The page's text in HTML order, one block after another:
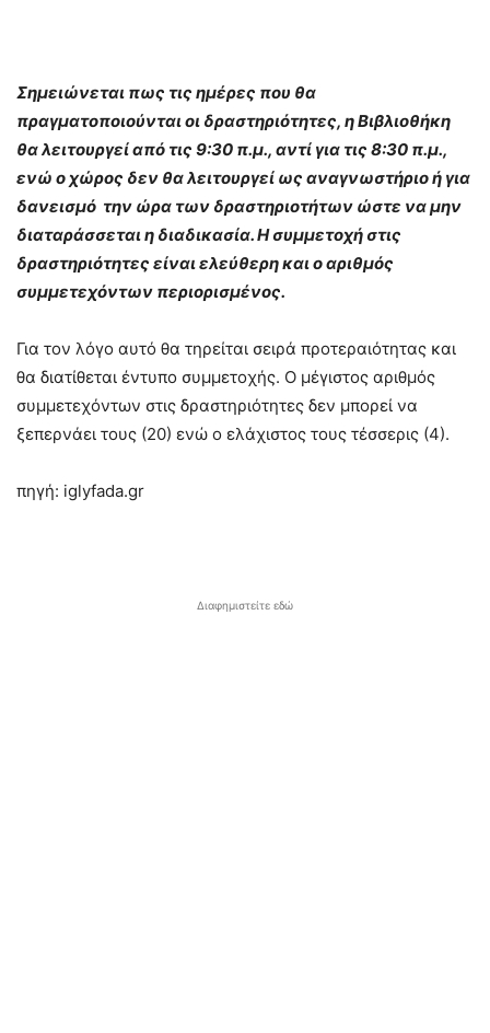
Σημειώνεται πως τις ημέρες που θα
πραγματοποιούνται οι δραστηριότητες, η Βιβλιοθήκη
θα λειτουργεί από τις 9:30 π.μ., αντί για τις 8:30 π.μ.,
ενώ ο χώρος δεν θα λειτουργεί ως αναγνωστήριο ή για
δανεισμό την ώρα των δραστηριοτήτων ώστε να μην
διαταράσσεται η διαδικασία. Η συμμετοχή στις
δραστηριότητες είναι ελεύθερη και ο αριθμός
συμμετεχόντων περιορισμένος.
Για τον λόγο αυτό θα τηρείται σειρά προτεραιότητας και
θα διατίθεται έντυπο συμμετοχής. O μέγιστος αριθμός
συμμετεχόντων στις δραστηριότητες δεν μπορεί να
ξεπερνάει τους (20) ενώ ο ελάχιστος τους τέσσερις (4).
πηγή: iglyfada.gr
Διαφημιστείτε εδώ